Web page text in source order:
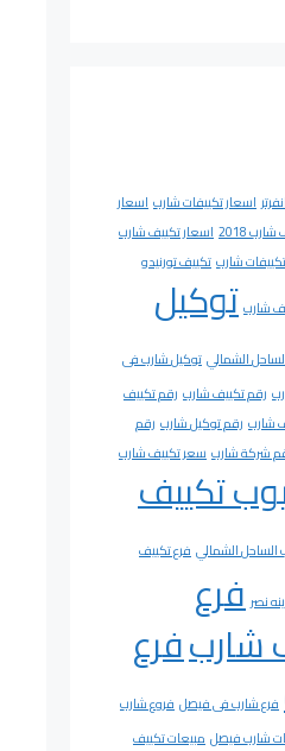
اسعار تكييفات شارب اسعار
2018
اسعار تكييف شارب
تكييفات شارب تكييف تورنيدو
شارب توكيل
الشمالي توكيل شارب فى
رقم تكييف شارب رقم تكييف
شارب رقم توكيل شارب رقم
شركة شارب سعر تكييف شارب
تكييف
الساحل الشمالي فرع تكييف
نصر فرع
شاربفرع
فرع شارب فى فيصل فروع شارب
شارب فيصل مبيعات تكييف